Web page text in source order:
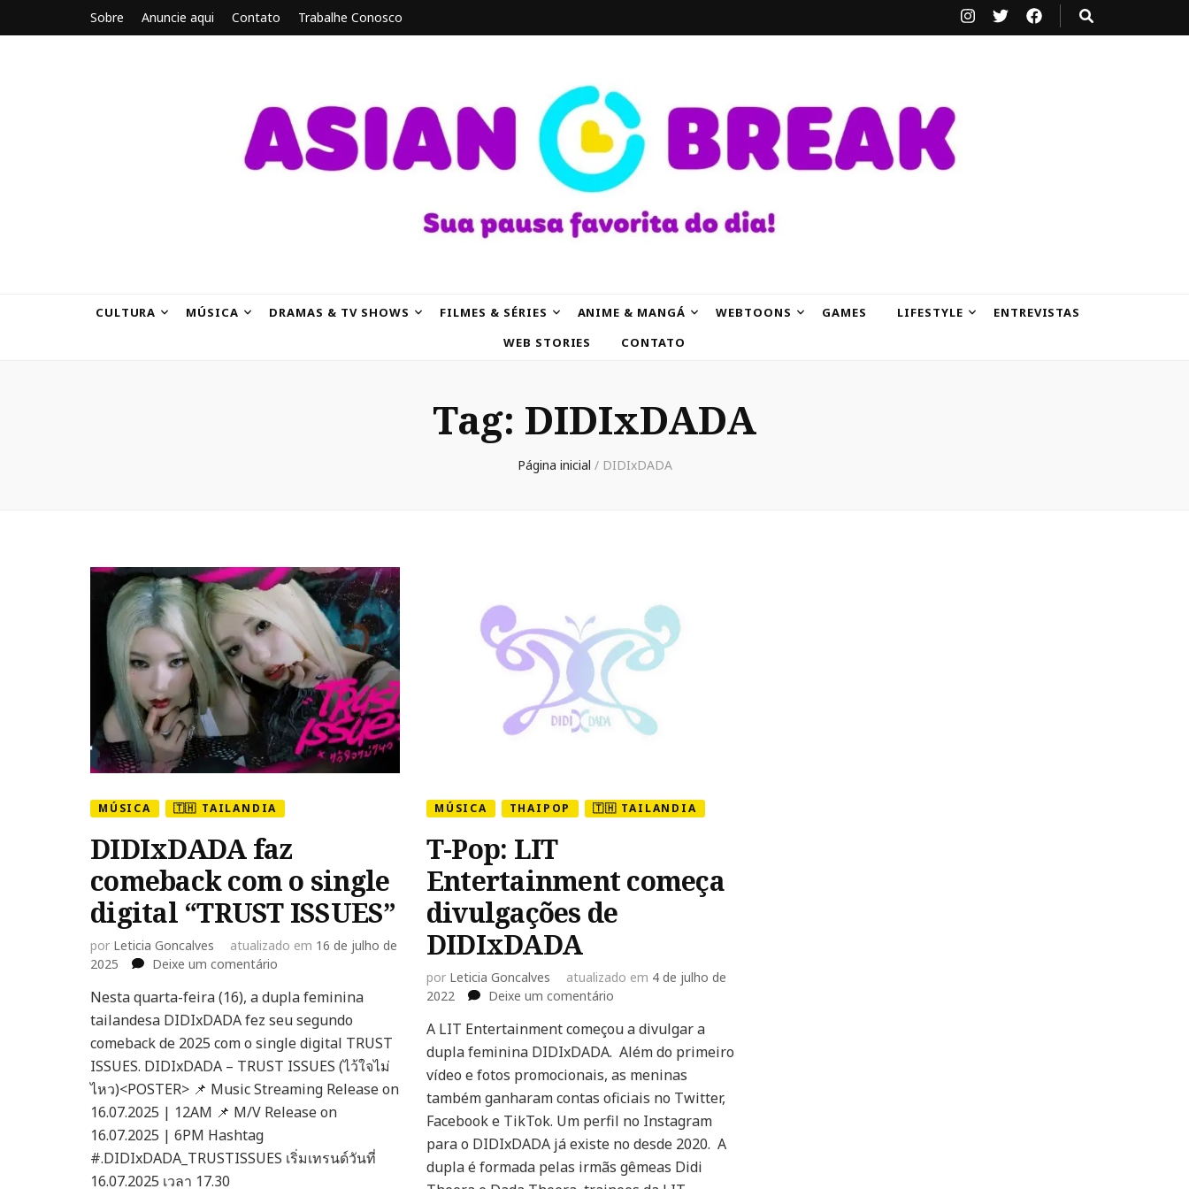
Sobre Anuncie aqui Contato Trabalhe Conosco
CULTURA MÚSICA DRAMAS & TV SHOWS FILMES & SÉRIES ANIME & MANGÁ WEBTOONS GAMES LIFESTYLE
ENTREVISTAS
WEB STORIES
CONTATO
Tag: DIDIxDADA
Página inicial / DIDIxDADA
MÚSICA 🇹🇭 TAILANDIA
DIDIxDADA faz
comeback com o single
digital “TRUST ISSUES”
por Leticia Goncalves atualizado em 16 de julho de
2025
Deixe um comentário
faz
comeback
com
o
single
digital
“TRUST
Nesta quarta-feira (16), a dupla feminina
tailandesa DIDIxDADA fez seu segundo
comeback de 2025 com o single digital TRUST
ISSUES. DIDIxDADA – TRUST ISSUES (ไว้ใจไม่
ไหว)<POSTER> 📌 Music Streaming Release on
16.07.2025 | 12AM 📌 M/V Release on
16.07.2025 | 6PM Hashtag
#.DIDIxDADA_TRUSTISSUES เริ่มเทรนด์วันที่
16.07.2025 เวลา 17.30
MÚSICA THAIPOP 🇹🇭 TAILANDIA
T-Pop: LIT
Entertainment começa
divulgações de
DIDIxDADA
por Leticia Goncalves atualizado em 4 de julho de
2022
Deixe um comentárioem
Pop:
LIT
Entertainment
divulgações
de
DIDIxDADA
A LIT Entertainment começou a divulgar a
dupla feminina DIDIxDADA. Além do primeiro
vídeo e fotos promocionais, as meninas
também ganharam contas oficiais no Twitter,
Facebook e TikTok. Um perfil no Instagram
para o DIDIxDADA já existe no desde 2020. A
dupla é formada pelas irmãs gêmeas Didi